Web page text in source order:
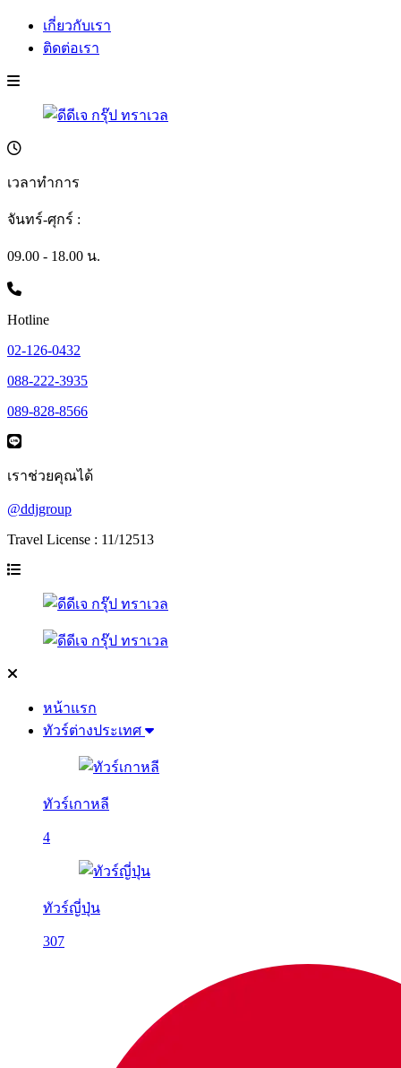
เกี่ยวกับเรา
ติดต่อเรา
เวลาทำการ
จันทร์-ศุกร์ :
09.00 - 18.00 น.
Hotline
02-126-0432
088-222-3935
089-828-8566
เราช่วยคุณได้
@ddjgroup
Travel License : 11/12513
หน้าแรก
ทัวร์ต่างประเทศ
ทัวร์เกาหลี
4
ทัวร์ญี่ปุ่น
307